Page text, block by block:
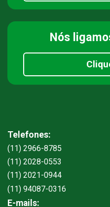
Nós
Telefones:
(11) 2966-8785
(11) 2028-0553
(11) 2021-0944
(11) 94087-0316
E-mails: